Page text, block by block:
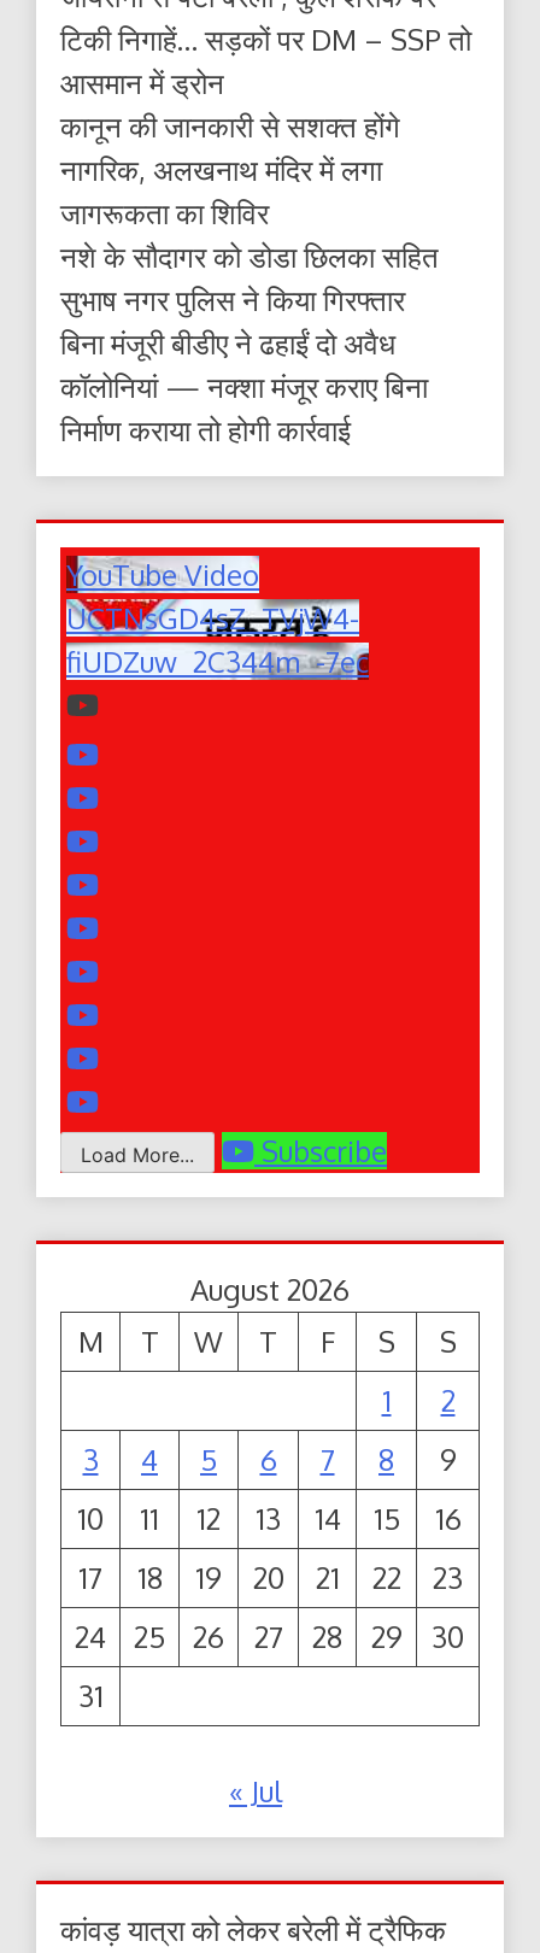
टिकी निगाहें… सड़कों पर DM – SSP तो
आसमान में ड्रोन
कानून की जानकारी से सशक्त होंगे
नागरिक, अलखनाथ मंदिर में लगा
जागरूकता का शिविर
नशे के सौदागर को डोडा छिलका सहित
सुभाष नगर पुलिस ने किया गिरफ्तार
बिना मंजूरी बीडीए ने ढहाईं दो अवैध
कॉलोनियां — नक्शा मंजूर कराए बिना
निर्माण कराया तो होगी कार्रवाई
YouTube Video
UCTNsGD4sZ_TVjW4-
fiUDZuw_2C344m_-7ec
Load More... Subscribe
August 2026
M
T W T F S
S
1
2
3
4 5 6 7 8
9
10
11 12 13 14 15
16
17
18 19 20 21 22
23
24
25 26 27 28 29
30
31
« Jul
कांवड़ यात्रा को लेकर बरेली में ट्रैफिक